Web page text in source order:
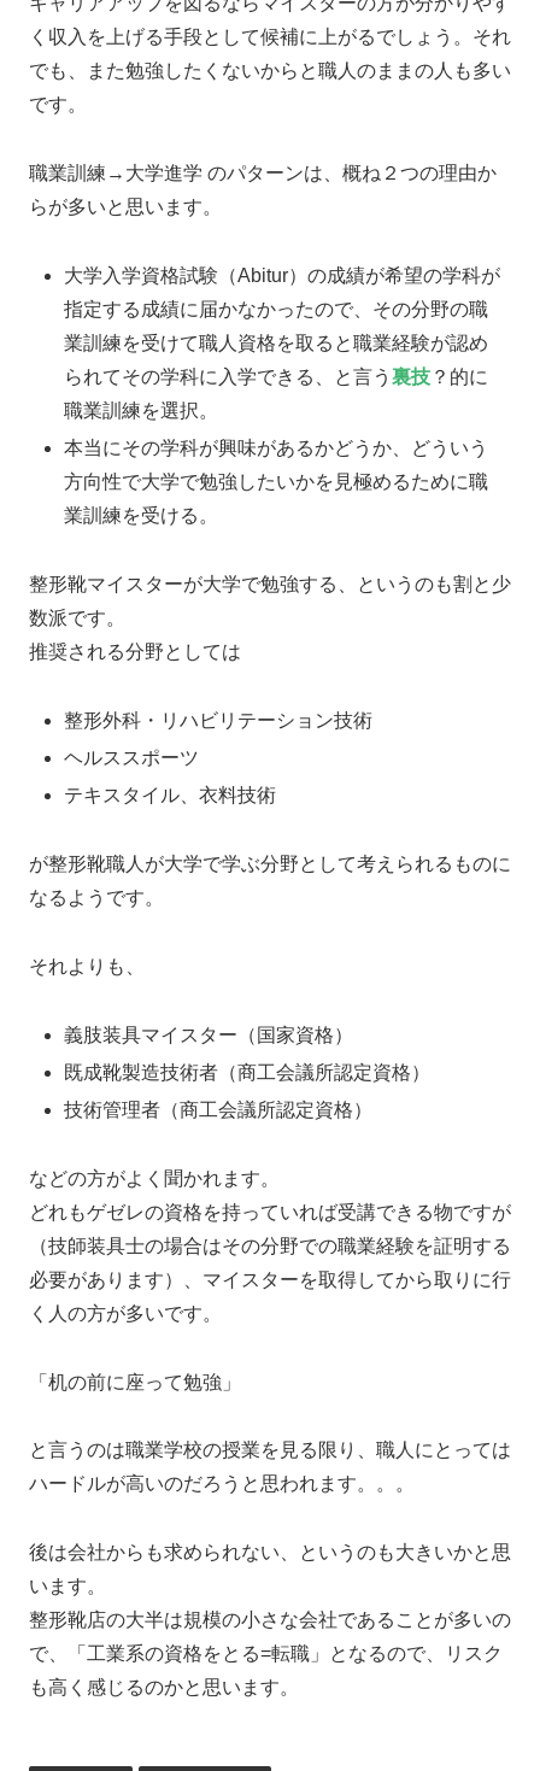
く収入を上げる手段として候補に上がるでしょう。それ
でも、また勉強したくないからと職人のままの人も多い
です。
職業訓練→大学進学 のパターンは、概ね２つの理由か
らが多いと思います。
大学入学資格試験（Abitur）の成績が希望の学科が
指定する成績に届かなかったので、その分野の職
業訓練を受けて職人資格を取ると職業経験が認め
られてその学科に入学できる、と言う裏技 ？的に
職業訓練を選択。
本当にその学科が興味があるかどうか、どういう
方向性で大学で勉強したいかを見極めるために職
業訓練を受ける。
整形靴マイスターが大学で勉強する、というのも割と少
数派です。
推奨される分野としては
整形外科・リハビリテーション技術
ヘルススポーツ
テキスタイル、衣料技術
が整形靴職人が大学で学ぶ分野として考えられるものに
なるようです。
それよりも、
義肢装具マイスター（国家資格）
既成靴製造技術者（商工会議所認定資格）
技術管理者（商工会議所認定資格）
などの方がよく聞かれます。
どれもゲゼレの資格を持っていれば受講できる物ですが
（技師装具士の場合はその分野での職業経験を証明する
必要があります）、マイスターを取得してから取りに行
く人の方が多いです。
「机の前に座って勉強」
と言うのは職業学校の授業を見る限り、職人にとっては
ハードルが高いのだろうと思われます。。。
後は会社からも求められない、というのも大きいかと思
います。
整形靴店の大半は規模の小さな会社であることが多いの
で、「工業系の資格をとる=転職」となるので、リスク
も高く感じるのかと思います。